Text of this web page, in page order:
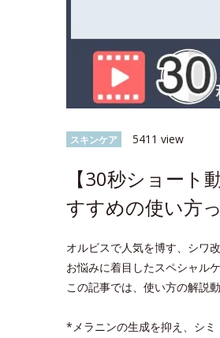
スキンケア 5411 view
【30秒ショー
すすめの使い方
オルビスで人気を博す、シワ
お悩みに着目したスペシャル
この記事では、使い方の解説
*メラニンの生成を抑え、シミ